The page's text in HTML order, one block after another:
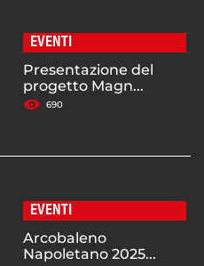
EVENTI
Presentazione del
progetto Magn...
690
EVENTI
Arcobaleno
Napoletano 2025...